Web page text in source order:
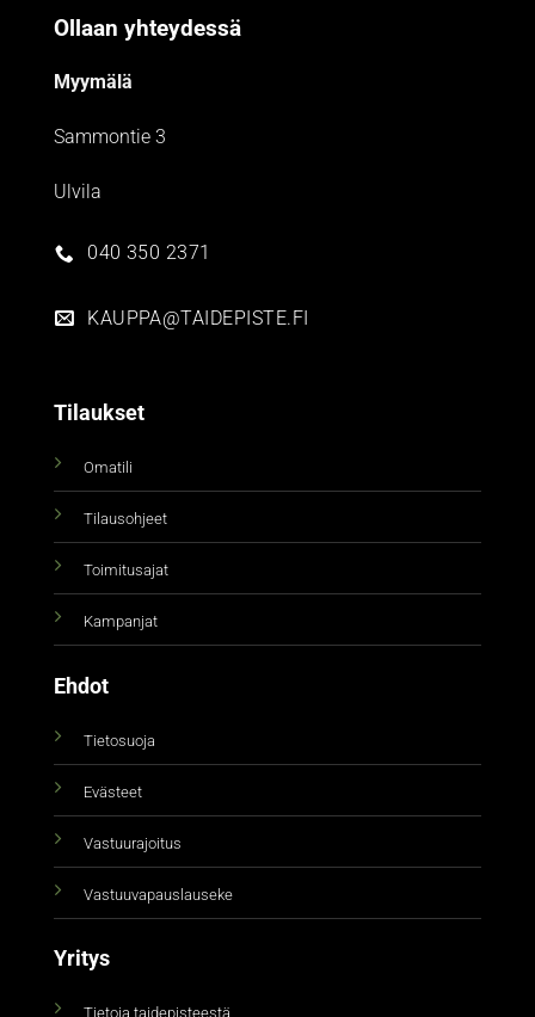
Ollaan yhteydessä
Myymälä
Sammontie 3
Ulvila
040 350 2371
KAUPPA@TAIDEPISTE.FI
Tilaukset
Omatili
Tilausohjeet
Toimitusajat
Kampanjat
Ehdot
Tietosuoja
Evästeet
Vastuurajoitus
Vastuuvapauslauseke
Yritys
Tietoja taidepisteestä